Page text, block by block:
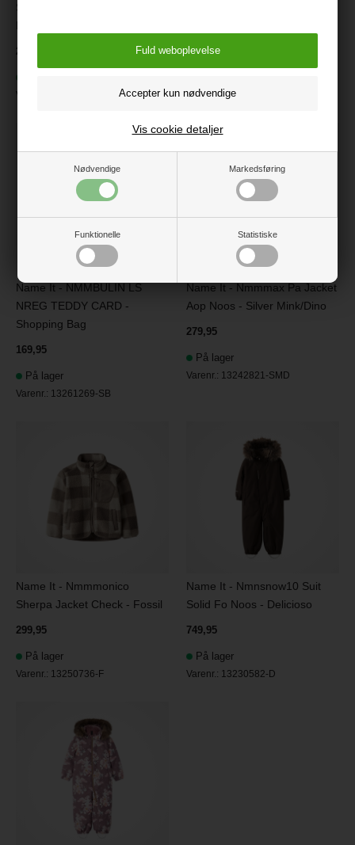
Nødvendige Markedsføring
Funktionelle Statistiske
Vis cookie detaljer
Softshell Bib Pant Aop Fo -
Morel
299,95
Varenr.:
329,95
Varenr.:13236557-M
Name It - NMMBULIN LS
NREG TEDDY CARD -
Shopping Bag
169,95
På lager
Varenr.: 13261269-SB
Name It - Nmmmax Pa Jacket
Aop Noos - Silver Mink/Dino
279,95
På lager
Varenr.: 13242821-SMD
Name It - Nmmmonico
Sherpa Jacket Check - Fossil
299,95
På lager
Varenr.: 13250736-F
Name It - Nmnsnow10 Suit
Solid Fo Noos - Delicioso
749,95
På lager
Varenr.: 13230582-D